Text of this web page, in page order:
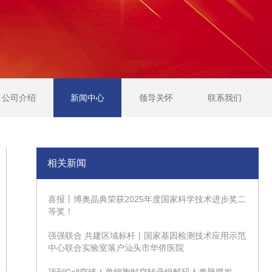
公司介绍 新闻中心 领导关怀 联系我们
相关新闻
喜报丨博奥晶典荣获2025年度国家科学技术进步奖二
等奖！
强强联合 共建区域标杆丨国家基因检测技术应用示范
中心联合实验室落户汕头市华侨医院